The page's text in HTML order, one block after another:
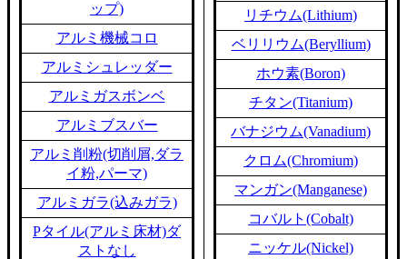
ップ)
アルミ機械コロ
アルミシュレッダー
アルミガスボンベ
アルミブスバー
アルミ削粉(切削屑,ダラ
イ粉,パーマ)
アルミガラ(込みガラ)
Pタイル(アルミ床材)ダ
ストなし
リチウム(Lithium)
ベリリウム(Beryllium)
ホウ素(Boron)
チタン(Titanium)
バナジウム(Vanadium)
クロム(Chromium)
マンガン(Manganese)
コバルト(Cobalt)
ニッケル(Nickel)